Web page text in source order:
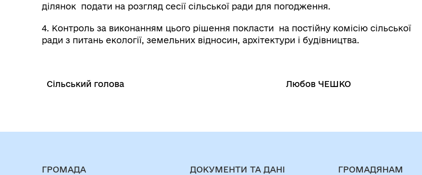
ділянок подати на розгляд сесії сільської ради для погодження.
4. Контроль за виконанням цього рішення покласти на постійну комісію сільської
ради з питань екології, земельних відносин, архітектури і будівництва.
Сільський голова Любов ЧЕШКО
ГРОМАДА ДОКУМЕНТИ ТА ДАНІ ГРОМАДЯНАМ